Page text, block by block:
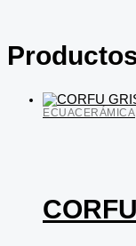
ECUACERÁMICA